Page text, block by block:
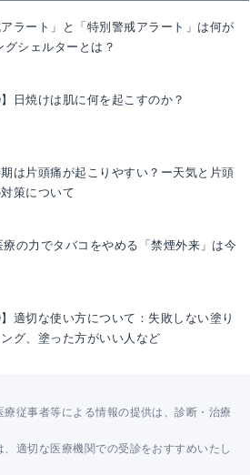
ラート」と「特別警戒アラート」は何が
シェルターとは？
日焼けは肌に何を起こすのか？
は片頭痛が起こりやすい？ー天気と片頭
策について
療の力でタバコをやめる「禁煙外来」は今
適切な使い方について：失敗しない塗り
グ、塗った方がいい人など
従事者等による情報の提供は、診断・治療
適切な医療機関での受診をおすすめいたし